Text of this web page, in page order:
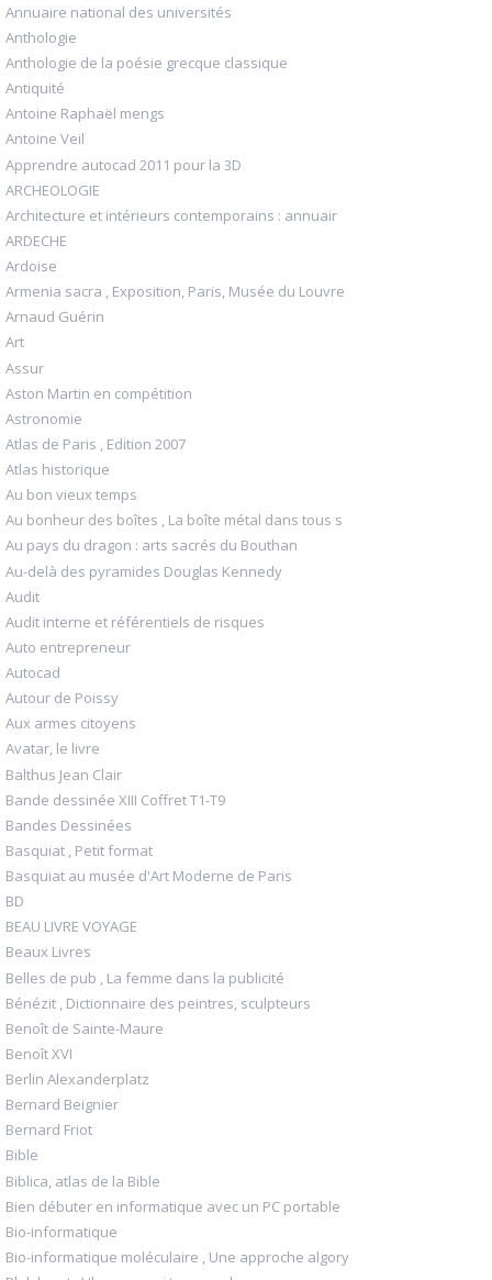
Annuaire national des universités
Anthologie
Anthologie de la poésie grecque classique
Antiquité
Antoine Raphaël mengs
Antoine Veil
Apprendre autocad 2011 pour la 3D
ARCHEOLOGIE
Architecture et intérieurs contemporains : annuair
ARDECHE
Ardoise
Armenia sacra , Exposition, Paris, Musée du Louvre
Arnaud Guérin
Art
Assur
Aston Martin en compétition
Astronomie
Atlas de Paris , Edition 2007
Atlas historique
Au bon vieux temps
Au bonheur des boîtes , La boîte métal dans tous s
Au pays du dragon : arts sacrés du Bouthan
Au-delà des pyramides Douglas Kennedy
Audit
Audit interne et référentiels de risques
Auto entrepreneur
Autocad
Autour de Poissy
Aux armes citoyens
Avatar, le livre
Balthus Jean Clair
Bande dessinée XIII Coffret T1-T9
Bandes Dessinées
Basquiat , Petit format
Basquiat au musée d'Art Moderne de Paris
BD
BEAU LIVRE VOYAGE
Beaux Livres
Belles de pub , La femme dans la publicité
Bénézit , Dictionnaire des peintres, sculpteurs
Benoît de Sainte-Maure
Benoît XVI
Berlin Alexanderplatz
Bernard Beignier
Bernard Friot
Bible
Biblica, atlas de la Bible
Bien débuter en informatique avec un PC portable
Bio-informatique
Bio-informatique moléculaire , Une approche algory